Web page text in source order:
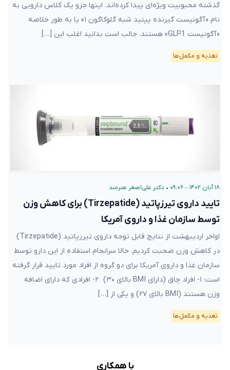
گذشته محبوبیت ویژه‌ای پیدا کرده‌اند. اینها جزو یک کلاس دارویی به
نام «آگونیست گیرنده پپتید شبه گلوکاگون ۱» یا به طور خلاصه
«آگونیست GLP1» هستند. جالب است بدانید اغلب این […]
تغذیه و مکمل‌ها
۱۸ آبان ۱۴۰۲ – ۰۹:۰۶ • دکتر علی‌اصغر هنرمند
تایید داروی تیرزپاتید (Tirzepatide) برای کاهش وزن
توسط سازمان غذا و داروی آمریکا
اواخر اردیبهشت از نتایج قابل توجه داروی تیرزپاتید (Tirzepatide)
در کاهش وزن صحبت کردیم. حالا سرانجام استفاده از این دارو توسط
سازمان غذا و داروی آمریکا برای دو گروه از افراد مورد تایید قرار گرفته
است: ۱- افراد چاق (دارای BMI بالای ۳۰) ۲- افرادی که دارای اضافه
وزن هستند (BMI بالای ۲۷) و یکی از […]
تغذیه و مکمل‌ها
با همکاری